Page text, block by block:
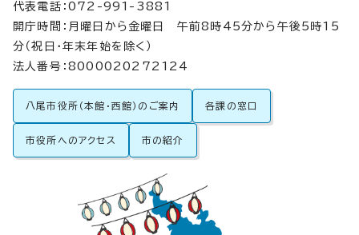
代表電話：072-991-3881
開庁時間：月曜日から金曜日 午前8時45分から午後5時15
分（祝日・年末年始を除く）
法人番号：8000020272124
八尾市役所（本館・西館）のご案内 各課の窓口
市役所へのアクセス 市の紹介